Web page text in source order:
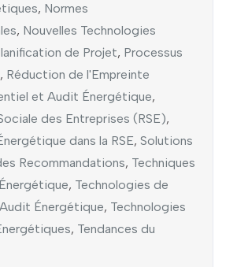
, Normes
, Nouvelles Technologies
de Projet, Processus
, Réduction de l'Empreinte
et Audit Énergétique,
des Entreprises (RSE),
dans la RSE, Solutions
Recommandations, Techniques
, Technologies de
Énergétique, Technologies
, Tendances du